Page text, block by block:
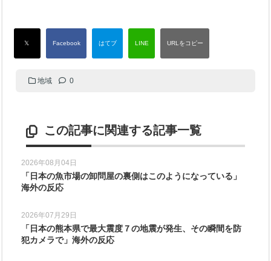
地域 0
この記事に関連する記事一覧
2026年08月04日
「日本の魚市場の卸問屋の裏側はこのようになっている」
海外の反応
2026年07月29日
「日本の熊本県で最大震度７の地震が発生、その瞬間を防
犯カメラで」海外の反応